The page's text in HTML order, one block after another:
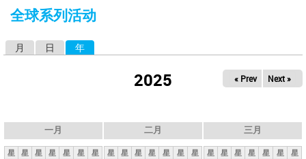
这
全球系列活动
月 日 年
2025 « Prev Next »
一月
星 星 星 星 星 星
星
二月
星 星 星 星 星 星 星
三月
星 星 星 星 星 星 星